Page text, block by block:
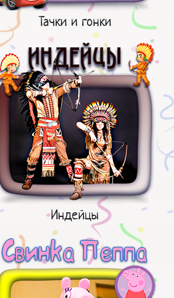
Тачки и гонки
Индейцы